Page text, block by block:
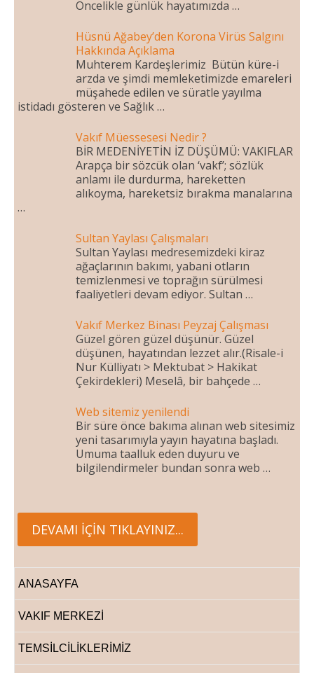
Öncelikle günlük hayatımızda …
Hüsnü Ağabey’den Korona Virüs Salgını
Hakkında Açıklama
Muhterem Kardeşlerimiz Bütün küre-i
arzda ve şimdi memleketimizde emareleri
müşahede edilen ve süratle yayılma
istidadı gösteren ve Sağlık …
Vakıf Müessesesi Nedir ?
BİR MEDENİYETİN İZ DÜŞÜMÜ: VAKIFLAR
Arapça bir sözcük olan ‘vakf’; sözlük
anlamı ile durdurma, hareketten
alıkoyma, hareketsiz bırakma manalarına
…
Sultan Yaylası Çalışmaları
Sultan Yaylası medresemizdeki kiraz
ağaçlarının bakımı, yabani otların
temizlenmesi ve toprağın sürülmesi
faaliyetleri devam ediyor. Sultan …
Vakıf Merkez Binası Peyzaj Çalışması
Güzel gören güzel düşünür. Güzel
düşünen, hayatından lezzet alır.(Risale-i
Nur Külliyatı > Mektubat > Hakikat
Çekirdekleri) Meselâ, bir bahçede …
Web sitemiz yenilendi
Bir süre önce bakıma alınan web sitesimiz
yeni tasarımıyla yayın hayatına başladı.
Umuma taalluk eden duyuru ve
bilgilendirmeler bundan sonra web …
ANASAYFA
VAKIF MERKEZİ
TEMSİLCİLİKLERİMİZ